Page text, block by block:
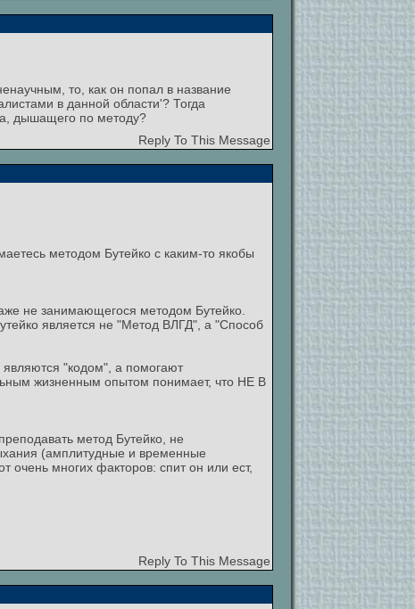
то, как он попал в название
в данной области'? Тогда
дышащего по методу?
Reply To This Message
методом Бутейко с каким-то якобы
не занимающегося методом Бутейко.
является не "Метод ВЛГД", а "Способ
"кодом", а помогают
жизненным опытом понимает, что НЕ В
метод Бутейко, не
(амплитудные и временные
очень многих факторов: спит он или ест,
Reply To This Message